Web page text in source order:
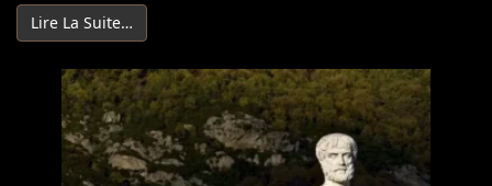
Lire La Suite…